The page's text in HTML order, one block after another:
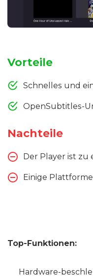
Vorteile
Schnelles und
OpenSubtitles-
Nachteile
Der Player ist zu
Einige
Top-Funktionen:
Hardware-